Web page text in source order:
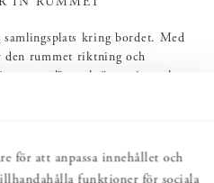
för att anpassa innehållet och
funktioner för sociala
kring bordet. Med
den rummet riktning och
ett lätt och öppet intryck.